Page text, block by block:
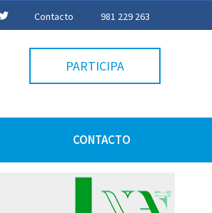
Contacto 981 229 263
PARTICIPA
CONTACTO